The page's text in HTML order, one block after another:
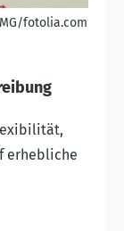
fotolia.com
erhebliche